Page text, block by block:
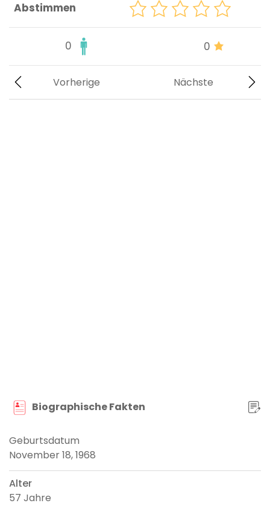
Abstimmen
0 0
Nächste
Vorherige
Biographische Fakten
Geburtsdatum
November 18, 1968
Alter
57 Jahre